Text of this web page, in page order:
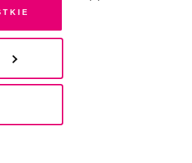
i Dziedzictwa
Kultury –